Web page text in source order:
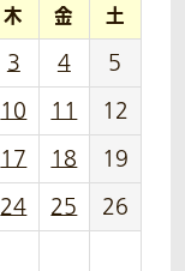
木 金 土
3 4
5
10 11
12
17 18
19
24 25
26